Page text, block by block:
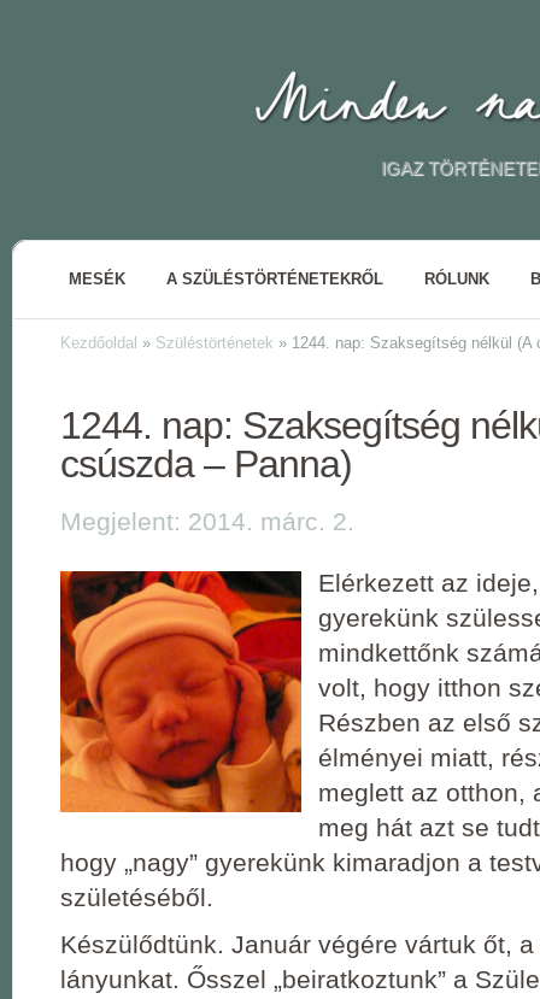
IGAZ
MESÉK A SZÜLÉSTÖRTÉNETEKRŐL RÓLUNK
Kezdőoldal » Szüléstörténetek » 1244. nap: Szaksegítség nélkül (A
1244. nap: Szaksegítség
csúszda – Panna)
Megjelent: 2014. márc. 2.
Elérkezett az
gyerekünk
mindkettőnk
volt, hogy itthon
Részben az első
élményei miatt,
meglett az otthon,
meg hát azt se
hogy „nagy” gyerekünk kimaradjon a
születéséből.
Készülődtünk. Január végére vártuk őt,
lányunkat. Ősszel „beiratkoztunk” a